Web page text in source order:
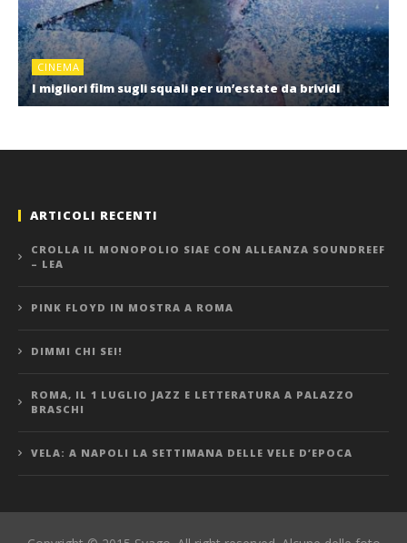
CINEMA
I migliori film sugli squali per un’estate da brividi
ARTICOLI RECENTI
CROLLA IL MONOPOLIO SIAE CON ALLEANZA SOUNDREEF
– LEA
PINK FLOYD IN MOSTRA A ROMA
DIMMI CHI SEI!
ROMA, IL 1 LUGLIO JAZZ E LETTERATURA A PALAZZO
BRASCHI
VELA: A NAPOLI LA SETTIMANA DELLE VELE D’EPOCA